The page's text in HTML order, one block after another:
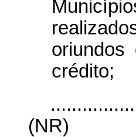
oriundos
crédito;
(NR)